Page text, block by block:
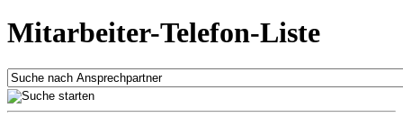
Mitarbeiter-Telefon-Liste